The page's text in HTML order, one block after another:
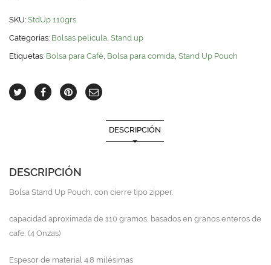
SKU: StdUp 110grs.
Categorías: Bolsas pelicula Stand up
Etiquetas: Bolsa para Café Bolsa para comida Stand Up Pouch
DESCRIPCIÓN
DESCRIPCIÓN
Bolsa Stand Up Pouch, con cierre tipo zipper.
capacidad aproximada de 110 gramos, basados en granos enteros de
cafe. (4 Onzas)
Espesor de material 4.8 milésimas